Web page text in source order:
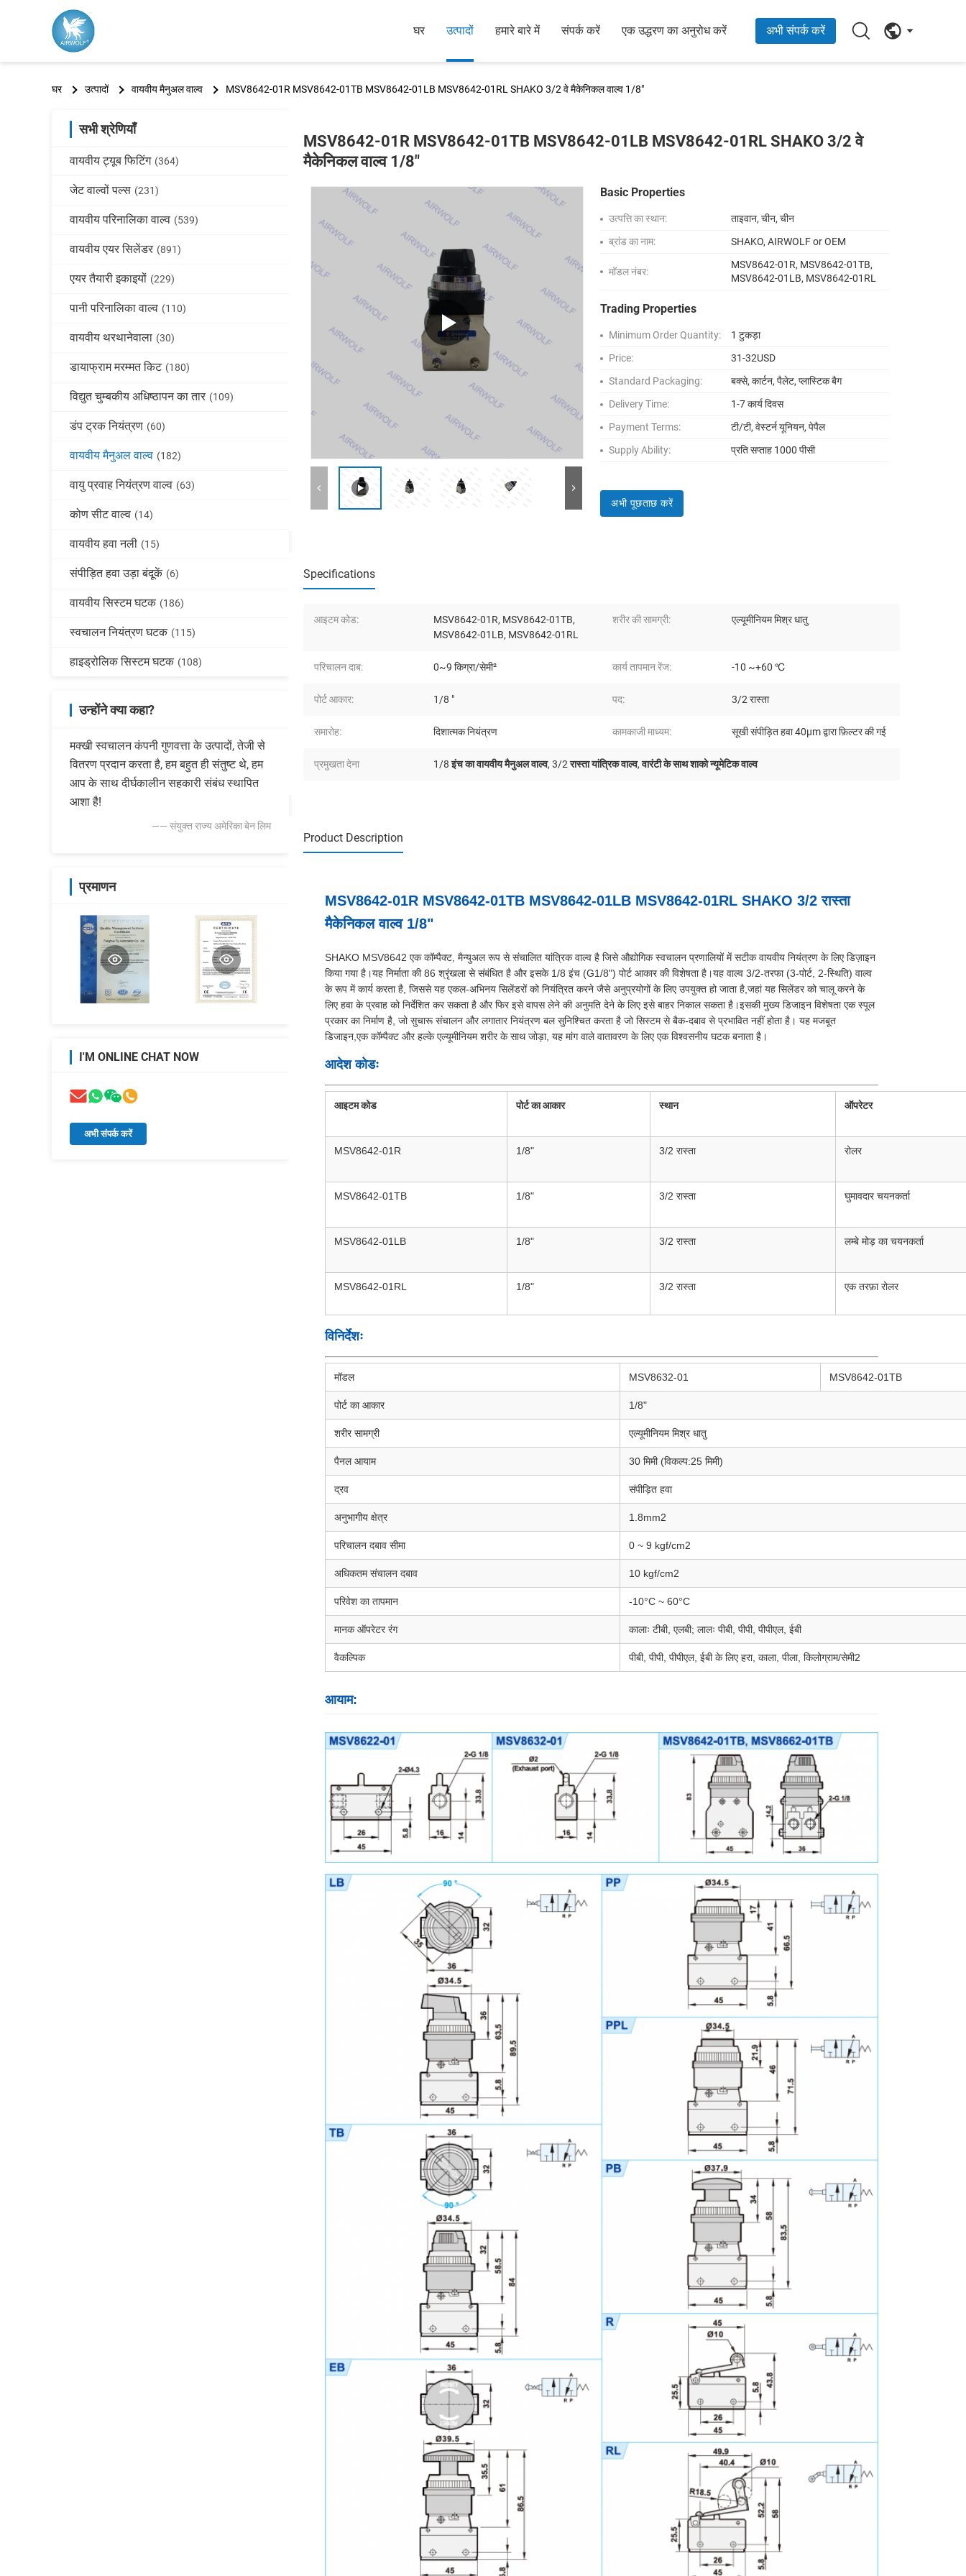
घर उत्पादों हमारे बारे में संपर्क करें एक उद्धरण का अनुरोध करें अभी संपर्क करें
घर उत्पादों वायवीय मैनुअल वाल्व MSV8642-01R MSV8642-01TB MSV8642-01LB MSV8642-01RL SHAKO 3/2 वे मैकेनिकल वाल्व 1/8"
सभी श्रेणियाँ
वायवीय ट्यूब फिटिंग (364)
जेट वाल्वों पल्स (231)
वायवीय परिनालिका वाल्व (539)
वायवीय एयर सिलेंडर (891)
एयर तैयारी इकाइयों (229)
पानी परिनालिका वाल्व (110)
वायवीय थरथानेवाला (30)
डायाफ्राम मरम्मत किट (180)
विद्युत चुम्बकीय अधिष्ठापन का तार (109)
डंप ट्रक नियंत्रण (60)
वायवीय मैनुअल वाल्व (182)
वायु प्रवाह नियंत्रण वाल्व (63)
कोण सीट वाल्व (14)
वायवीय हवा नली (15)
संपीड़ित हवा उड़ा बंदूकें (6)
वायवीय सिस्टम घटक (186)
स्वचालन नियंत्रण घटक (115)
हाइड्रोलिक सिस्टम घटक (108)
उन्होंने क्या कहा?
मक्खी स्वचालन कंपनी गुणवत्ता के उत्पादों, तेजी से
वितरण प्रदान करता है, हम बहुत ही संतुष्ट थे, हम
आप के साथ दीर्घकालीन सहकारी संबंध स्थापित
आशा है!
—— संयुक्त राज्य अमेरिका बेन लिम
प्रमाणन
I'M ONLINE CHAT NOW
अभी संपर्क करें
MSV8642-01R MSV8642-01TB MSV8642-01LB MSV8642-01RL SHAKO 3/2 वे
मैकेनिकल वाल्व 1/8"
Basic Properties
उत्पत्ति का स्थान:
ताइवान, चीन, चीन
ब्रांड का नाम:
SHAKO, AIRWOLF or OEM
मॉडल नंबर:
MSV8642-01R, MSV8642-01TB,
MSV8642-01LB, MSV8642-01RL
Trading Properties
Minimum Order Quantity:
1 टुकड़ा
Price:
31-32USD
Standard Packaging:
बक्से, कार्टन, पैलेट, प्लास्टिक बैग
Delivery Time:
1-7 कार्य दिवस
Payment Terms:
टी/टी, वेस्टर्न यूनियन, पेपैल
Supply Ability:
प्रति सप्ताह 1000 पीसी
अभी पूछताछ करें
Specifications
आइटम कोड:
MSV8642-01R, MSV8642-01TB,
MSV8642-01LB, MSV8642-01RL
शरीर की सामग्री: एल्यूमीनियम मिश्र धातु
परिचालन दाब: 0~9 किग्रा/सेमी² कार्य तापमान रेंज: -10 ~+60 ℃
पोर्ट आकार: 1/8 " पद: 3/2 रास्ता
समारोह: दिशात्मक नियंत्रण कामकाजी माध्यम: सूखी संपीड़ित हवा 40μm द्वारा फ़िल्टर की गई
प्रमुखता देना 1/8 इंच का वायवीय मैनुअल वाल्व, 3/2 रास्ता यांत्रिक वाल्व,वारंटी के साथ शाको न्यूमेटिक वाल्व
Product Description
MSV8642-01R MSV8642-01TB MSV8642-01LB MSV8642-01RL SHAKO 3/2 रास्ता
मैकेनिकल वाल्व 1/8"
SHAKO MSV8642 एक कॉम्पैक्ट, मैन्युअल रूप से संचालित यांत्रिक वाल्व है जिसे औद्योगिक स्वचालन प्रणालियों में सटीक वायवीय नियंत्रण के लिए डिज़ाइन
किया गया है।यह निर्माता की 86 श्रृंखला से संबंधित है और इसके 1/8 इंच (G1/8") पोर्ट आकार की विशेषता है।यह वाल्व 3/2-तरफा (3-पोर्ट, 2-स्थिति) वाल्व
के रूप में कार्य करता है, जिससे यह एकल-अभिनय सिलेंडरों को नियंत्रित करने जैसे अनुप्रयोगों के लिए उपयुक्त हो जाता है,जहां यह सिलेंडर को चालू करने के
लिए हवा के प्रवाह को निर्देशित कर सकता है और फिर इसे वापस लेने की अनुमति देने के लिए इसे बाहर निकाल सकता है।इसकी मुख्य डिजाइन विशेषता एक स्पूल
प्रकार का निर्माण है, जो सुचारू संचालन और लगातार नियंत्रण बल सुनिश्चित करता है जो सिस्टम से बैक-दबाव से प्रभावित नहीं होता है। यह मजबूत
डिजाइन,एक कॉम्पैक्ट और हल्के एल्यूमीनियम शरीर के साथ जोड़ा, यह मांग वाले वातावरण के लिए एक विश्वसनीय घटक बनाता है।
आदेश कोडः
आइटम कोड पोर्ट का आकार स्थान ऑपरेटर
MSV8642-01R 1/8" 3/2 रास्ता रोलर
MSV8642-01TB 1/8" 3/2 रास्ता घुमावदार चयनकर्ता
MSV8642-01LB 1/8" 3/2 रास्ता लम्बे मोड़ का चयनकर्ता
MSV8642-01RL 1/8" 3/2 रास्ता एक तरफ़ा रोलर
विनिर्देशः
मॉडल MSV8632-01 MSV8642-01TB
पोर्ट का आकार 1/8"
शरीर सामग्री एल्यूमीनियम मिश्र धातु
पैनल आयाम 30 मिमी (विकल्प:25 मिमी)
द्रव संपीड़ित हवा
अनुभागीय क्षेत्र 1.8mm2
परिचालन दबाव सीमा 0 ~ 9 kgf/cm2
अधिकतम संचालन दबाव 10 kgf/cm2
परिवेश का तापमान -10°C ~ 60°C
मानक ऑपरेटर रंग कालाः टीबी, एलबी; लालः पीबी, पीपी, पीपीएल, ईबी
वैकल्पिक पीबी, पीपी, पीपीएल, ईबी के लिए हरा, काला, पीला, किलोग्राम/सेमी2
आयाम: